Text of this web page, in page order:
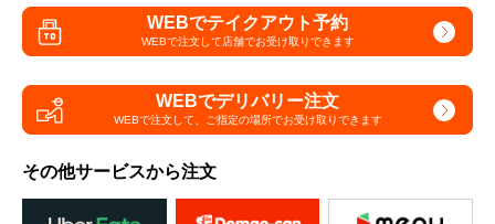
WEBでテイクアウト予約
WEBで注文して店舗でお受け取りできます
WEBでデリバリー注文
WEBで注文して、 ご指定の場所でお受け取りできます
その他サービスから注文